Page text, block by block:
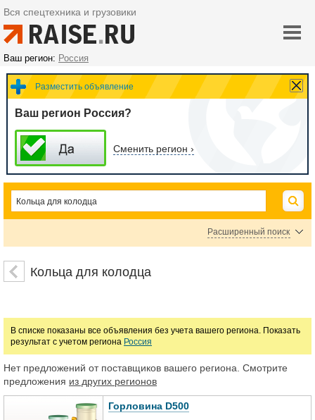
Вся спецтехника и грузовики
Ваш регион: Россия
Разместить объявление
Ваш регион Россия?
Сменить регион ›
Расширенный поиск
Цена
Марка
Кольца для колодца
В списке показаны все объявления без учета вашего региона. Показать
результат с учетом региона Россия
Нет предложений от поставщиков вашего региона. Смотрите
предложения из других регионов
Горловина D500